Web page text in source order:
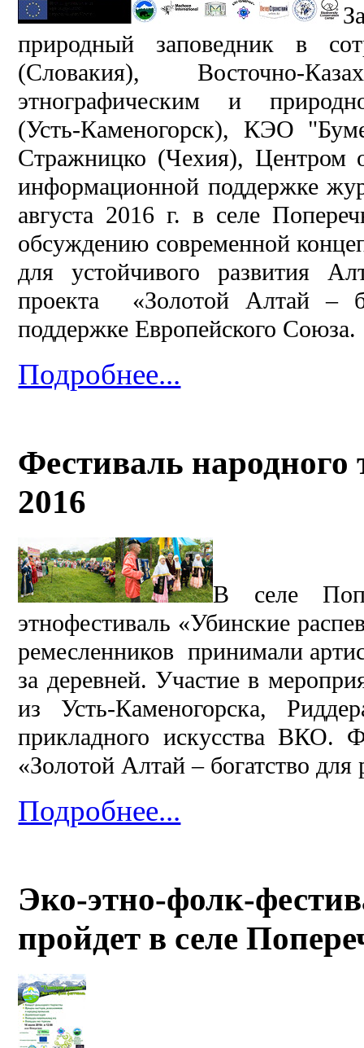
природный заповедник в
(Словакия), Восточно-
этнографическим и
(Усть-Каменогорск), КЭО
Стражницко (Чехия), Центром
информационной поддержке
августа 2016 г. в селе
обсуждению современной
для устойчивого развития
проекта «Золотой Алтай –
поддержке Европейского Союза.
Подробнее...
Фестиваль
2016
В селе
этнофестиваль «Убинские
ремесленников принимали
за деревней. Участие в
из Усть-Каменогорска,
прикладного искусства ВКО.
«Золотой Алтай – богатство для
Подробнее...
Эко-этно-фолк-
пройдет в селе